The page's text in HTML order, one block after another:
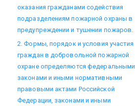
оказания гражданами содействия
подразделениям пожарной охраны в
предупреждении и тушении пожаров.
2. Формы, порядок и условия участия
граждан в добровольной пожарной
охране определяются федеральными
законами и иными нормативными
правовыми актами Российской
Федерации, законами и иными